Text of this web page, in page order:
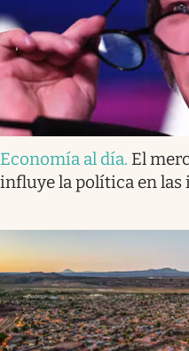
Economía al día. El
influye la política en las